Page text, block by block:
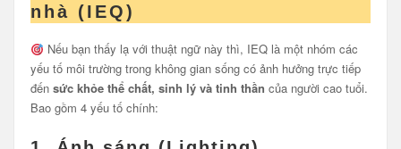
nhà (IEQ)
Nếu bạn thấy lạ với thuật ngữ này thì, IEQ là một nhóm các
yếu tố môi trường trong không gian sống có ảnh hưởng trực tiếp
đến sức khỏe thể chất, sinh lý và tinh thần của người cao tuổi.
Bao gồm 4 yếu tố chính: